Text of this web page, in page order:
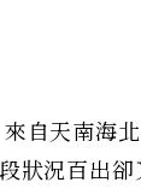
自天南海
狀況百出